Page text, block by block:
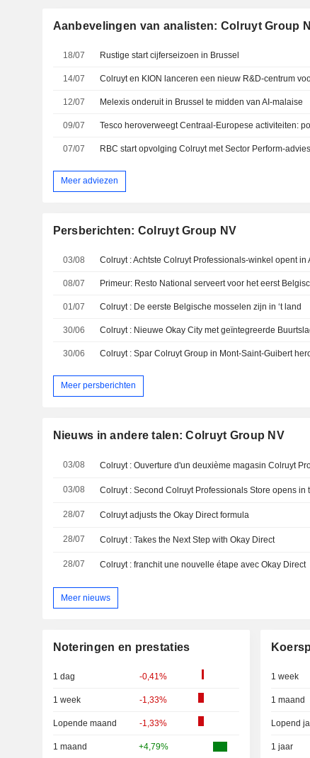
Aanbevelingen van analisten: Colruyt Group
18/07 Rustige start cijferseizoen in Brussel
14/07 Colruyt en KION lanceren een nieuw R&D-centrum
12/07 Melexis onderuit in Brussel te midden van AI-malaise
09/07
07/07
Meer adviezen
Persberichten: Colruyt Group NV
03/08 Colruyt : Achtste Colruyt Professionals-winkel opent in
08/07
01/07 Colruyt : De eerste Belgische mosselen zijn in ‘t land
30/06 Colruyt : Nieuwe Okay City met geïntegreerde
30/06 Colruyt : Spar Colruyt Group in Mont-Saint-Guibert
Meer persberichten
Nieuws in andere talen: Colruyt Group NV
03/08
03/08 Colruyt : Second Colruyt Professionals Store opens in
28/07 Colruyt adjusts the Okay Direct formula
28/07 Colruyt : Takes the Next Step with Okay Direct
28/07 Colruyt : franchit une nouvelle étape avec Okay Direct
Meer nieuws
Noteringen en prestaties
1 dag -0,41%
1 week -1,33%
Lopende maand -1,33%
1 maand +4,79%
1 week
1 maand
Lopend
1 jaar